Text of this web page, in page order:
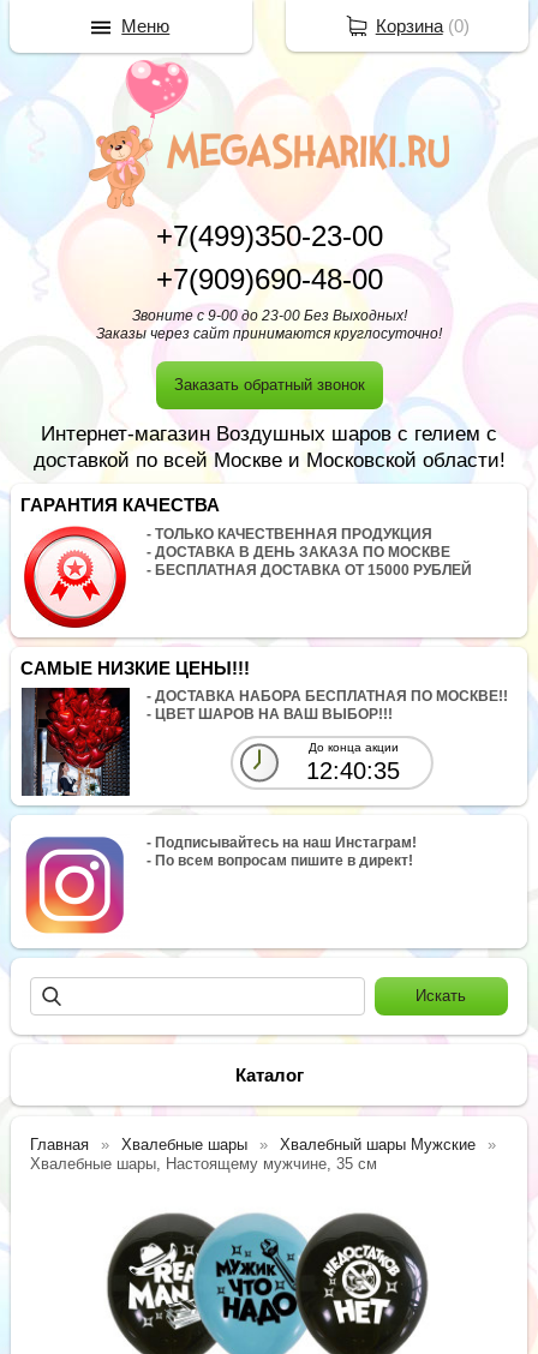
+7(499)350-23-00
+7(909)690-48-00
Звоните с 9-00 до 23-00 Без Выходных!
Заказы через сайт принимаются круглосуточно!
Заказать обратный звонок
Интернет-магазин Воздушных шаров с гелием с
доставкой по всей Москве и Московской области!
ГАРАНТИЯ КАЧЕСТВА
- ТОЛЬКО КАЧЕСТВЕННАЯ ПРОДУКЦИЯ
- ДОСТАВКА В ДЕНЬ ЗАКАЗА ПО МОСКВЕ
- БЕСПЛАТНАЯ ДОСТАВКА ОТ 15000 РУБЛЕЙ
САМЫЕ НИЗКИЕ ЦЕНЫ!!!
- ДОСТАВКА НАБОРА БЕСПЛАТНАЯ ПО МОСКВЕ!!
- ЦВЕТ ШАРОВ НА ВАШ ВЫБОР!!!
До конца акции
12:40:35
- Подписывайтесь на наш Инстаграм!
- По всем вопросам пишите в директ!
Каталог
Главная Хвалебные шары
Хвалебный шары Мужские
Хвалебные шары, Настоящему мужчине, 35 см
Корзина(0)
Меню